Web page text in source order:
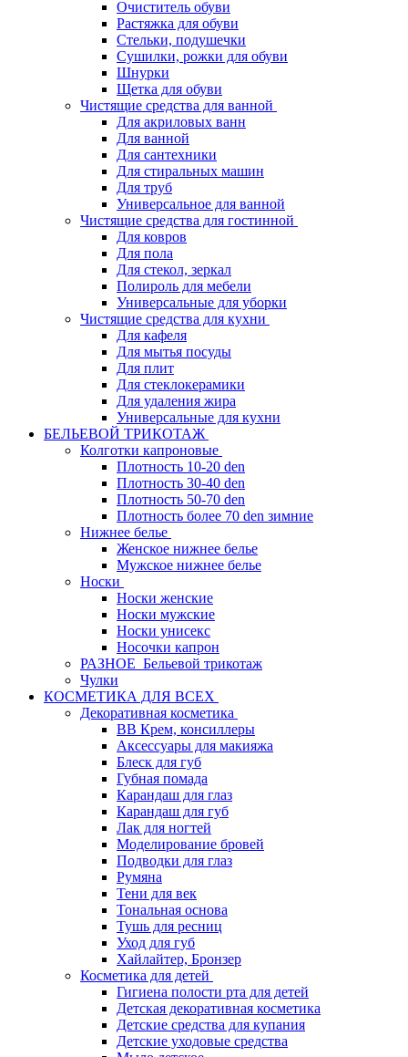
Очиститель обуви
Растяжка для обуви
Стельки, подушечки
Сушилки, рожки для обуви
Шнурки
Щетка для обуви
Чистящие средства для ванной
Для акриловых ванн
Для ванной
Для сантехники
Для стиральных машин
Для труб
Универсальное для ванной
Чистящие средства для гостинной
Для ковров
Для пола
Для стекол, зеркал
Полироль для мебели
Универсальные для уборки
Чистящие средства для кухни
Для кафеля
Для мытья посуды
Для плит
Для стеклокерамики
Для удаления жира
Универсальные для кухни
БЕЛЬЕВОЙ ТРИКОТАЖ
Колготки капроновые
Плотность 10-20 den
Плотность 30-40 den
Плотность 50-70 den
Плотность более 70 den зимние
Нижнее белье
Женское нижнее белье
Мужское нижнее белье
Носки
Носки женские
Носки мужские
Носки унисекс
Носочки капрон
РАЗНОЕ_Бельевой трикотаж
Чулки
КОСМЕТИКА ДЛЯ ВСЕХ
Декоративная косметика
BB Крем, консиллеры
Аксессуары для макияжа
Блеск для губ
Губная помада
Карандаш для глаз
Карандаш для губ
Лак для ногтей
Моделирование бровей
Подводки для глаз
Румяна
Тени для век
Тональная основа
Тушь для ресниц
Уход для губ
Хайлайтер, Бронзер
Косметика для детей
Гигиена полости рта для детей
Детская декоративная косметика
Детские средства для купания
Детские уходовые средства